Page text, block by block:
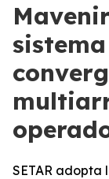
SETAR adopta